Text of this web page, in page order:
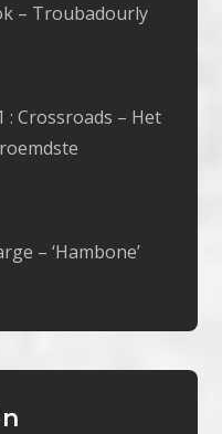
– Troubadourly
: Crossroads – Het
– ‘Hambone’